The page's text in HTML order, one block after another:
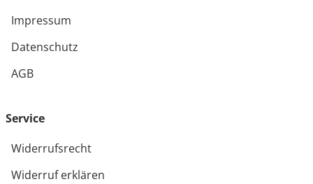
Impressum
Datenschutz
AGB
Service
Widerrufsrecht
Widerruf erklären